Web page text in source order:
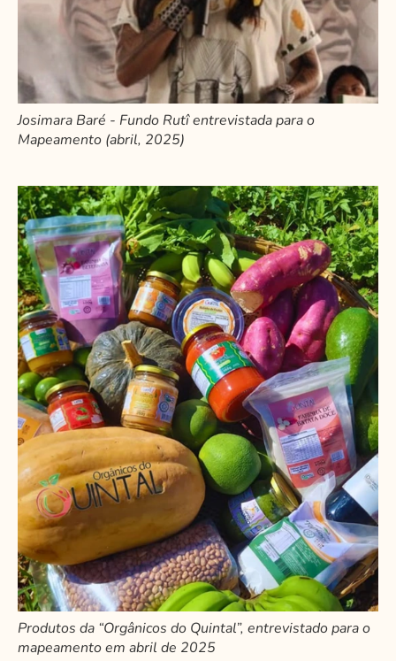
Josimara Baré - Fundo Rutî entrevistada para o
Mapeamento (abril, 2025)
Produtos da “Orgânicos do Quintal”, entrevistado para o
mapeamento em abril de 2025